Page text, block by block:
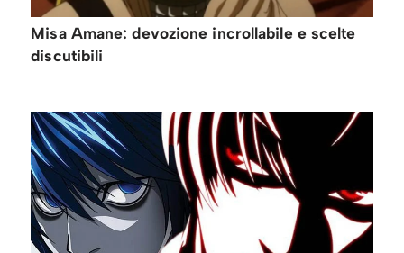
Misa Amane: devozione incrollabile e scelte
discutibili